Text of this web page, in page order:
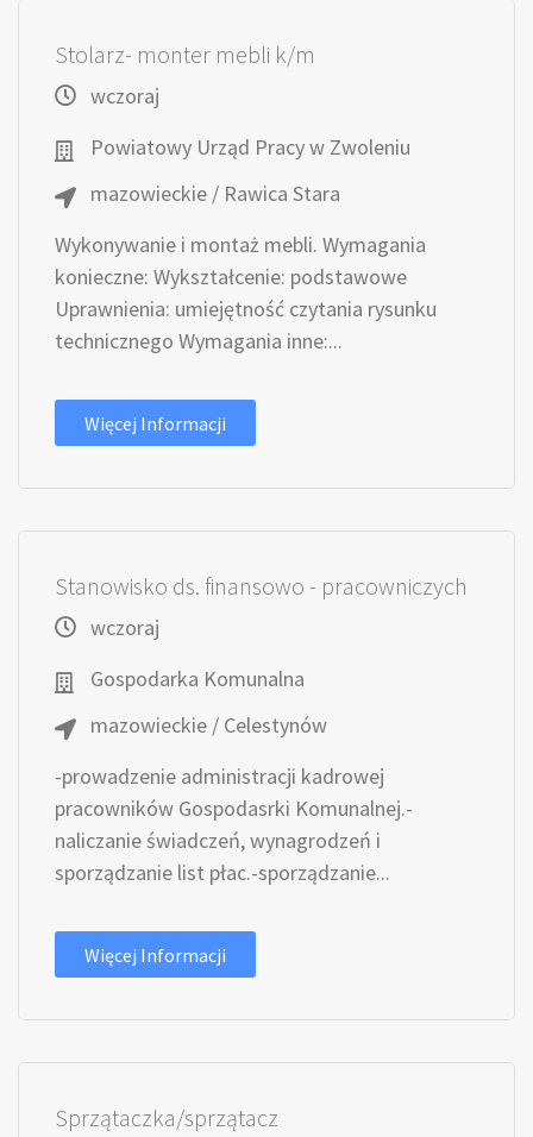
Stolarz- monter mebli k/m
wczoraj
Powiatowy Urząd Pracy w Zwoleniu
mazowieckie / Rawica Stara
Wykonywanie i montaż mebli. Wymagania
konieczne: Wykształcenie: podstawowe
Uprawnienia: umiejętność czytania rysunku
technicznego Wymagania inne:...
Więcej Informacji
Stanowisko ds. finansowo - pracowniczych
wczoraj
Gospodarka Komunalna
mazowieckie / Celestynów
-prowadzenie administracji kadrowej
pracowników Gospodasrki Komunalnej.-
naliczanie świadczeń, wynagrodzeń i
sporządzanie list płac.-sporządzanie...
Więcej Informacji
Sprzątaczka/sprzątacz